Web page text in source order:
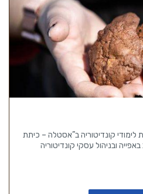
לימודי קונדיטוריה ב”אסטלה – כיתת
ובניהול עסקי קונדיטוריה